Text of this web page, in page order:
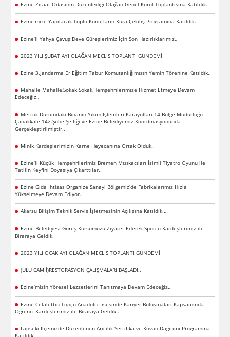
Ezine Ziraat Odasının Düzenlediği Olağan Genel Kurul Toplantısına Katıldık..
Ezine’mize Yapılacak Toplu Konutların Kura Çekiliş Programına Katıldık..
Ezine’li Yahya Çavuş Deve Güreşlerimiz İçin Son Hazırlıklarımız…
2023 YILI ŞUBAT AYI OLAĞAN MECLİS TOPLANTI GÜNDEMİ
Ezine 3.Jandarma Er Eğitim Tabur Komutanlığımızın Yemin Törenine Katıldık..
Mahalle Mahalle,Sokak Sokak,Hemşehrilerimize Hizmet Etmeye Devam
Edeceğiz…
Metruk Durumdaki Binanın Yıkım İşlemleri Karayolları 14.Bölge Müdürlüğü
Çanakkale 142.Şube Şefliği ve Ezine Belediyemiz Koordinasyonunda
Gerçekleştirilmiştir..
Minik Kardeşlerimizin Karne Heyecanına Ortak Olduk..
Ezine’li Küçük Hemşehrilerimiz Bremen Mızıkacıları İsimli Tiyatro Oyunu ile
Tatilin Keyfini Doyasıya Çıkarttılar..
Ezine Gıda İhtisas Organize Sanayi Bölgemiz’de Fabrikalarımız Hızla
Yükselmeye Devam Ediyor..
Akarsu Bilişim Teknik Servis İşletmesinin Açılışına Katıldık.…
Ezine Belediyesi Güreş Kursumuzu Ziyaret Ederek Sporcu Kardeşlerimiz ile
Biraraya Geldik.
2023 YILI OCAK AYI OLAĞAN MECLİS TOPLANTI GÜNDEMİ
(ULU CAMİİ)RESTORASYON ÇALIŞMALARI BAŞLADI..
Ezine’mizin Yöresel Lezzetlerini Tanıtmaya Devam Edeceğiz…
Ezine Celalettin Topçu Anadolu Lisesinde Kariyer Buluşmaları Kapsamında
Öğrenci Kardeşlerimiz ile Biraraya Geldik..
Lapseki İlçemizde Düzenlenen Arıcılık Sertifika ve Kovan Dağıtımı Programına
Katıldık.